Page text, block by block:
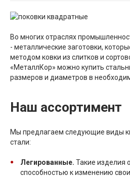
Во многих отраслях
- металлические заготовки,
методом ковки из слитков и
«МеталлКор» можно купить
размеров и диаметров в
Наш ассортимент
Мы предлагаем следующие виды
стали:
Легированные. Такие
способностью к изменению